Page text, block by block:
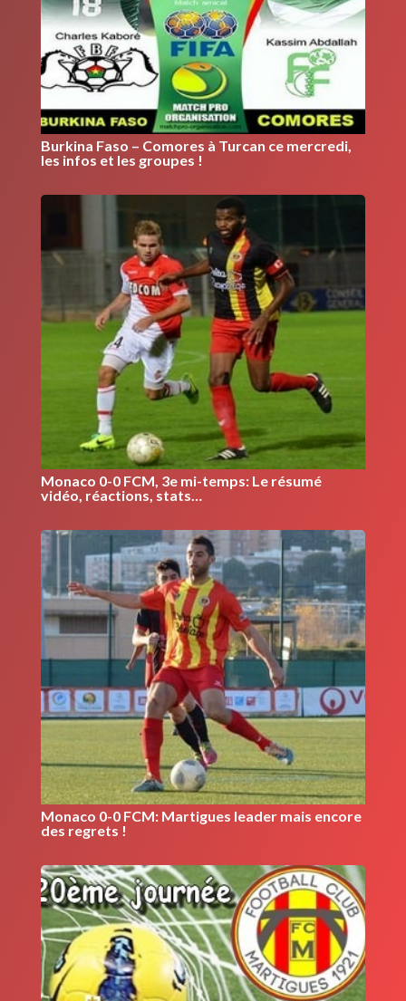
Burkina Faso – Comores à Turcan ce mercredi,
les infos et les groupes !
Monaco 0-0 FCM, 3e mi-temps: Le résumé
vidéo, réactions, stats…
Monaco 0-0 FCM: Martigues leader mais encore
des regrets !